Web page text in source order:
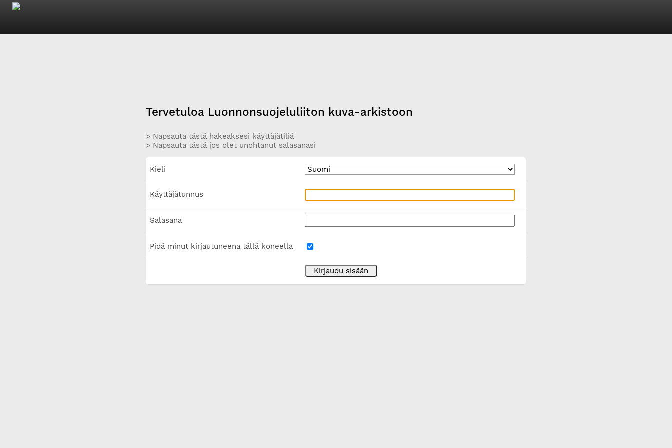
Tervetuloa Luonnonsuojeluliiton kuva-arkistoon
> Napsauta tästä hakeaksesi käyttäjätiliä
> Napsauta tästä jos olet unohtanut salasanasi
Kieli
Käyttäjätunnus
Salasana
Pidä minut kirjautuneena tällä koneella